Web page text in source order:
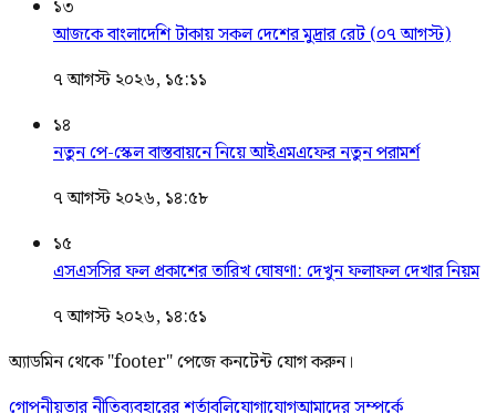
১৩
আজকে বাংলাদেশি টাকায় সকল দেশের মুদ্রার রেট (০৭ আগস্ট)
৭ আগস্ট ২০২৬, ১৫:১১
১৪
নতুন পে-স্কেল বাস্তবায়নে নিয়ে আইএমএফের নতুন পরামর্শ
৭ আগস্ট ২০২৬, ১৪:৫৮
১৫
এসএসসির ফল প্রকাশের তারিখ ঘোষণা: দেখুন ফলাফল দেখার নিয়ম
৭ আগস্ট ২০২৬, ১৪:৫১
অ্যাডমিন থেকে "footer" পেজে কনটেন্ট যোগ করুন।